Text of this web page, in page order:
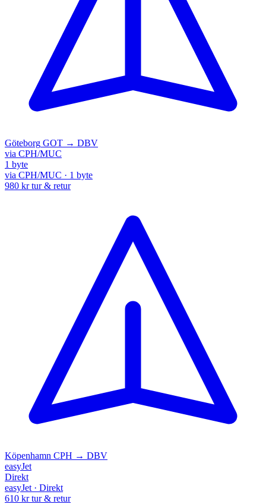
Göteborg GOT → DBV
via CPH/MUC
1 byte
via CPH/MUC · 1 byte
980 kr tur & retur
Köpenhamn CPH → DBV
easyJet
Direkt
easyJet · Direkt
610 kr tur & retur